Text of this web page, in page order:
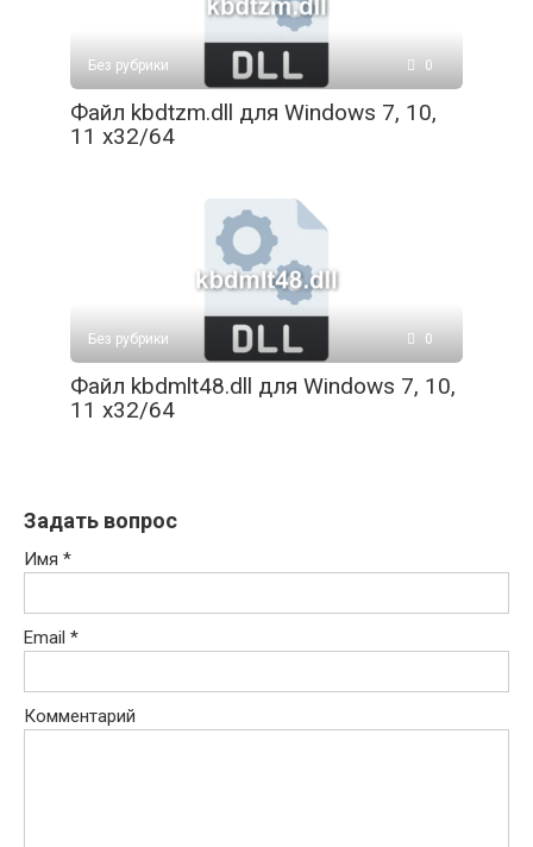
Без рубрики 0
Файл kbdtzm.dll для Windows 7, 10,
11 x32/64
Без рубрики 0
Файл kbdmlt48.dll для Windows 7, 10,
11 x32/64
Задать вопрос
Имя *
Email *
Комментарий